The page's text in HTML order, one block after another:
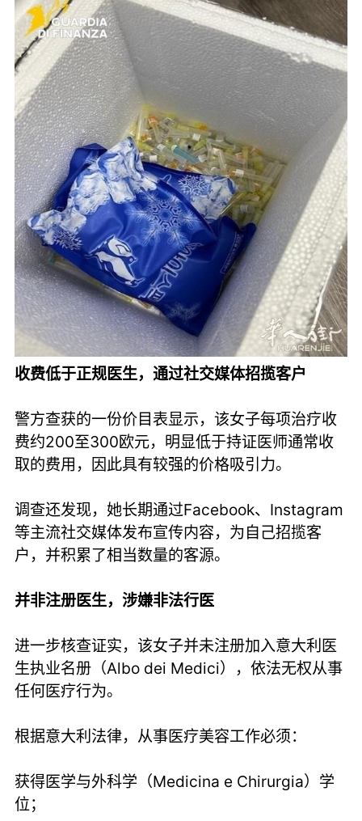
收费低于正规医生，通过社交媒体招揽客户
警方查获的一份价目表显示，该女子每项治疗收
费约200至300欧元，明显低于持证医师通常收
取的费用，因此具有较强的价格吸引力。
调查还发现，她长期通过Facebook、Instagram
等主流社交媒体发布宣传内容，为自己招揽客
户，并积累了相当数量的客源。
并非注册医生，涉嫌非法行医
进一步核查证实，该女子并未注册加入意大利医
生执业名册（Albo dei Medici），依法无权从事
任何医疗行为。
根据意大利法律，从事医疗美容工作必须：
获得医学与外科学（Medicina e Chirurgia）学
位；